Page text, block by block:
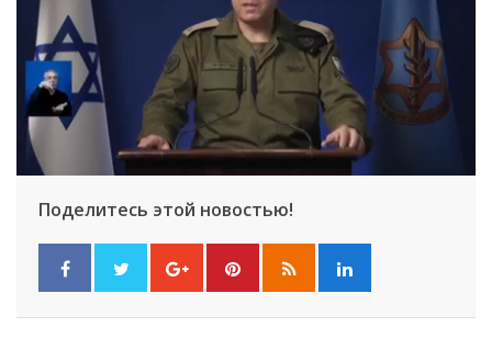
Поделитесь этой новостью!